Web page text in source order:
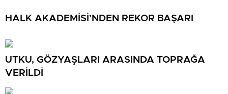
HALK AKADEMİSİ’NDEN REKOR BAŞARI
UTKU, GÖZYAŞLARI ARASINDA TOPRAĞA
VERİLDİ